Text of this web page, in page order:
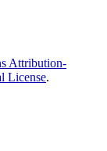
Attribution-
License.